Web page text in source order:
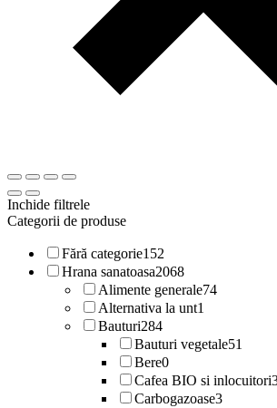
Inchide filtrele
Categorii de produse
Fără categorie152
Hrana sanatoasa2068
Alimente generale74
Alternativa la unt1
Bauturi284
Bauturi vegetale51
Bere0
Cafea BIO si inlocuitori
Carbogazoase3